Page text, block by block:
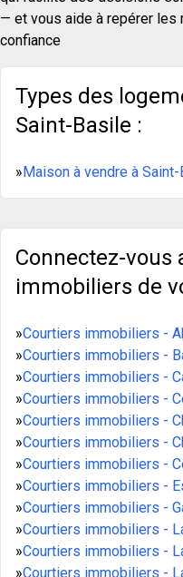
— et vous aide à repérer
confiance
Types des
Saint-Basile :
»Maison à vendre à
Connectez-vous
immobiliers de
»Courtiers immobiliers -
»Courtiers immobiliers -
»Courtiers immobiliers -
»Courtiers immobiliers -
»Courtiers immobiliers -
»Courtiers immobiliers -
»Courtiers immobiliers -
»Courtiers immobiliers -
»Courtiers immobiliers -
»Courtiers immobiliers -
»Courtiers immobiliers -
»Courtiers immobiliers -